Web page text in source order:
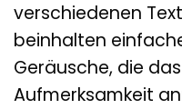
verschiedenen
beinhalten
Geräusche, die
Aufmerksamkeit